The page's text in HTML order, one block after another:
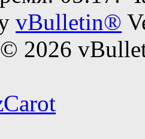
vBulletin®
2026